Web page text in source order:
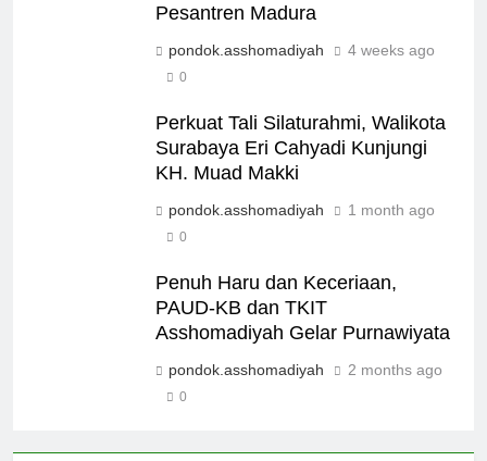
Pesantren Madura
pondok.asshomadiyah 4 weeks ago
0
Perkuat Tali Silaturahmi, Walikota
Surabaya Eri Cahyadi Kunjungi
KH. Muad Makki
pondok.asshomadiyah 1 month ago
0
Penuh Haru dan Keceriaan,
PAUD-KB dan TKIT
Asshomadiyah Gelar Purnawiyata
pondok.asshomadiyah 2 months ago
0